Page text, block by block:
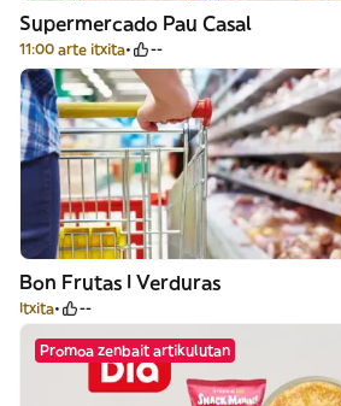
Supermercado Pau Casal
11:00 arte itxita --
Bon Frutas I Verduras
Itxita --
Promoa zenbait artikulutan